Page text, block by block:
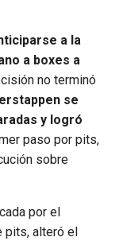
a la
a boxes a
no terminó
se
y logró
paso por pits,
sobre
por el
pits, alteró el